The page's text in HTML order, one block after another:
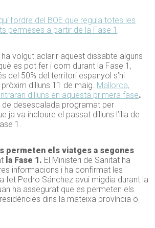
l’ordre del BOE que regula totes les
permeses a partir de la Fase 1
volgut aclarir aquest dissabte alguns
es pot fer i com durant la Fase 1,
del 50% del territori espanyol s’hi
dilluns 11 de maig. Mallorca,
dilluns en aquesta primera fase.
de desescalada programat per
ja va incloure el passat dilluns l’illa de
1.
permeten els viatges a segones
la Fase 1. El Ministeri de Sanitat ha
informacions i ha confirmat les
fet Pedro Sánchez avui migdia durant la
ha assegurat que es permeten els
dins la mateixa província o